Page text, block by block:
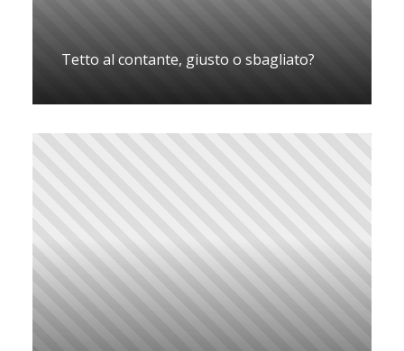
Tetto al contante, giusto o sbagliato?